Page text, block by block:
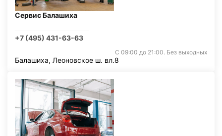
Сервис Балашиха
+7 (495) 431-63-63
С 09:00 до 21:00. Без выходных
Балашиха, Леоновское ш. вл.8